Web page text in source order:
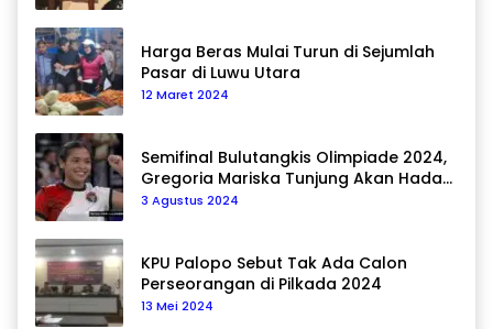
Harga Beras Mulai Turun di Sejumlah
Pasar di Luwu Utara
12 Maret 2024
Semifinal Bulutangkis Olimpiade 2024,
Gregoria Mariska Tunjung Akan Hadapi
Pemain Asal Korea Selatan
3 Agustus 2024
KPU Palopo Sebut Tak Ada Calon
Perseorangan di Pilkada 2024
13 Mei 2024